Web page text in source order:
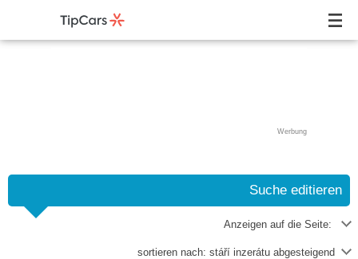
Werbung
Suche editieren
Anzeigen auf die Seite:
sortieren nach: stáří inzerátu abgesteigend